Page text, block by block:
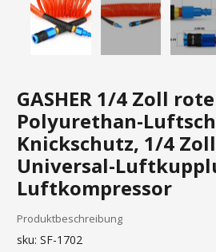
GASHER 1/4 Zoll
Polyurethan-
Knickschutz, 1/4
Universal-
Luftkompressor
Produktbeschreibung
sku: SF-1702